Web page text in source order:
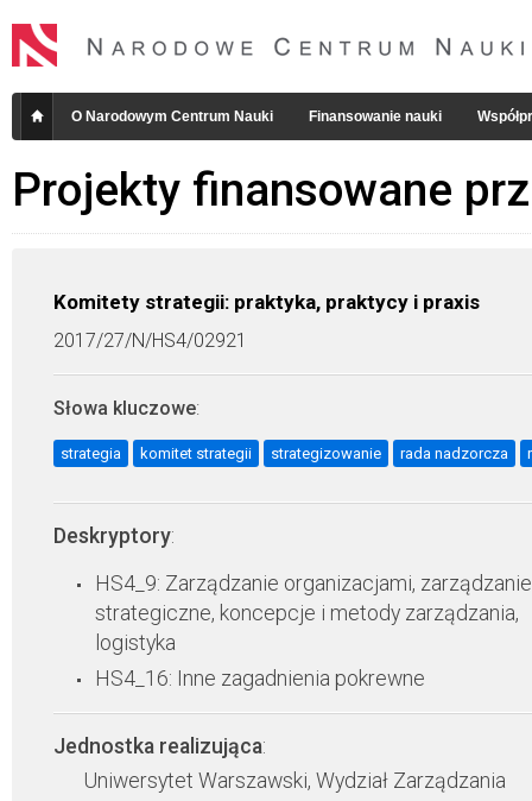
O Narodowym Centrum Nauki Finansowanie nauki
Projekty finansowane
Komitety strategii: praktyka, praktycy i praxis
2017/27/N/HS4/02921
Słowa kluczowe:
strategia komitet strategii strategizowanie rada nadzorcza
Deskryptory:
HS4_9: Zarządzanie organizacjami, zarządzanie
strategiczne, koncepcje i metody zarządzania,
logistyka
HS4_16: Inne zagadnienia pokrewne
Jednostka realizująca:
Uniwersytet Warszawski, Wydział Zarządzania